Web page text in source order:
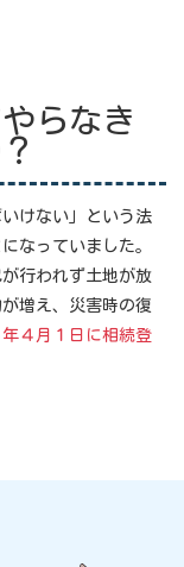
らなき
けない」という法
なっていました。
行われず土地が放
増え、災害時の復
４月１日に相続登